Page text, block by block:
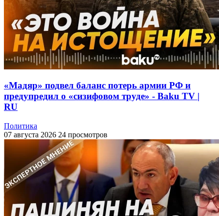
«Мадяр» подвел баланс потерь армии РФ и
предупредил о «сизифовом труде» - Baku TV |
RU
Политика
07 августа 2026 24 просмотров